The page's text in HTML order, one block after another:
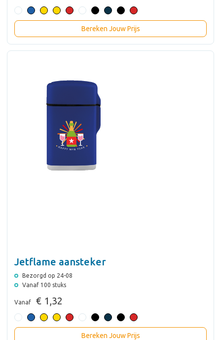
Bereken Jouw Prijs
Jetflame aansteker
Bezorgd op 24-08
Vanaf 100 stuks
Vanaf € 1,32
Bereken Jouw Prijs